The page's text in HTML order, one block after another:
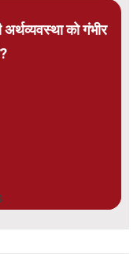
को गंभीर